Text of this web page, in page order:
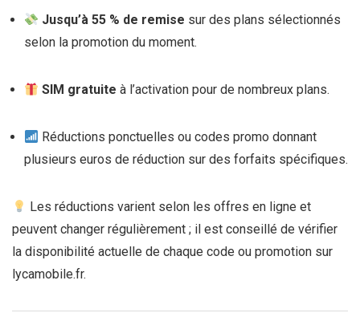
Jusqu’à 55 % de remise sur des plans sélectionnés
selon la promotion du moment.
SIM gratuite à l’activation pour de nombreux plans.
Réductions ponctuelles ou codes promo donnant
plusieurs euros de réduction sur des forfaits spécifiques.
Les réductions varient selon les offres en ligne et
peuvent changer régulièrement ; il est conseillé de vérifier
la disponibilité actuelle de chaque code ou promotion sur
lycamobile.fr.